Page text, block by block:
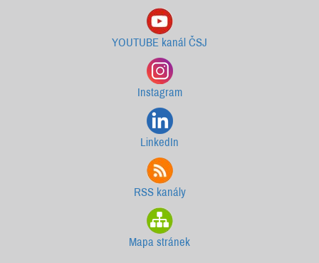
YOUTUBE kanál ČSJ
Instagram
LinkedIn
RSS kanály
Mapa stránek